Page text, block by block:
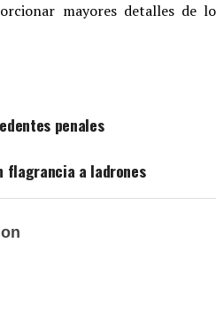
mayores detalles de lo
penales
flagrancia a ladrones